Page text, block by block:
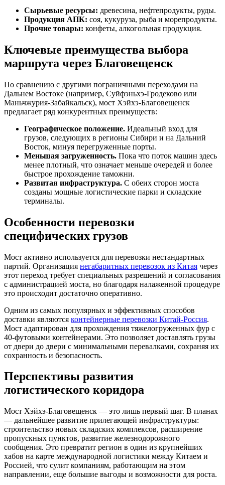
Сырьевые ресурсы: древесина, нефтепродукты, руды.
Продукция АПК: соя, кукуруза, рыба и морепродукты.
Прочие товары: конфеты, алкогольная продукция.
Ключевые преимущества выбора
маршрута через Благовещенск
По сравнению с другими пограничными переходами на
Дальнем Востоке (например, Суйфэньхэ-Гродеково или
Маньчжурия-Забайкальск), мост Хэйхэ-Благовещенск
предлагает ряд конкурентных преимуществ:
Географическое положение. Идеальный вход для
грузов, следующих в регионы Сибири и на Дальний
Восток, минуя перегруженные порты.
Меньшая загруженность. Пока что поток машин здесь
менее плотный, что означает меньше очередей и более
быстрое прохождение таможни.
Развитая инфраструктура. С обеих сторон моста
созданы мощные логистические парки и складские
терминалы.
Особенности перевозки
специфических грузов
Мост активно используется для перевозки нестандартных
партий. Организация негабаритных перевозок из Китая через
этот переход требует специальных разрешений и согласования
с администрацией моста, но благодаря налаженной процедуре
это происходит достаточно оперативно.
Одним из самых популярных и эффективных способов
доставки являются контейнерные перевозки Китай-Россия.
Мост адаптирован для прохождения тяжелогруженных фур с
40-футовыми контейнерами. Это позволяет доставлять грузы
от двери до двери с минимальными перевалками, сохраняя их
сохранность и безопасность.
Перспективы развития
логистического коридора
Мост Хэйхэ-Благовещенск — это лишь первый шаг. В планах
— дальнейшее развитие прилегающей инфраструктуры:
строительство новых складских комплексов, расширение
пропускных пунктов, развитие железнодорожного
сообщения. Это превратит регион в один из крупнейших
хабов на карте международной логистики между Китаем и
Россией, что сулит компаниям, работающим на этом
направлении, еще большие выгоды и возможности для роста.